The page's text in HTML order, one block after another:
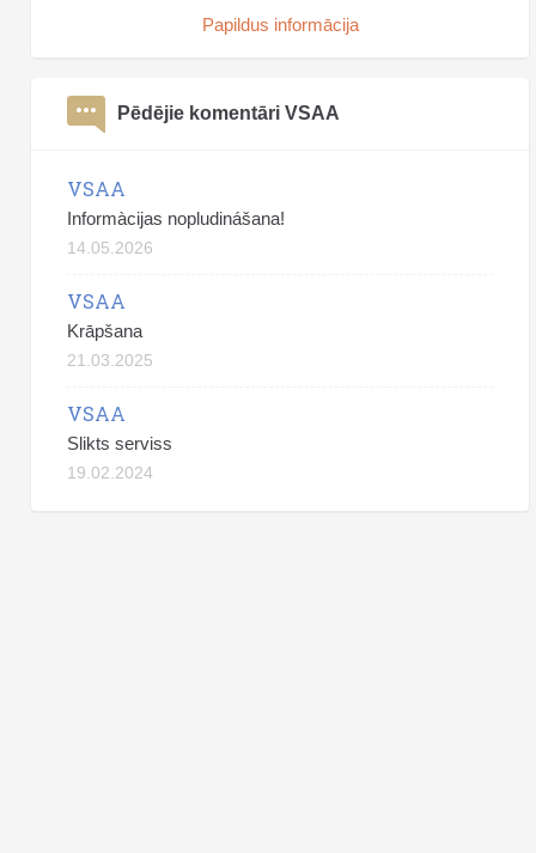
Papildus informācija
Pēdējie komentāri VSAA
VSAA
Informàcijas nopludinášana!
14.05.2026
VSAA
Krāpšana
21.03.2025
VSAA
Slikts serviss
19.02.2024